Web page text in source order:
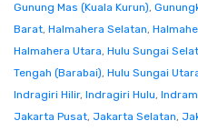
Gunung Mas (Kuala Kurun),
Barat, Halmahera Selatan,
Halmahera Utara, Hulu Sungai
Tengah (Barabai), Hulu Sungai
Indragiri Hilir, Indragiri Hulu,
Jakarta Pusat, Jakarta Selatan,